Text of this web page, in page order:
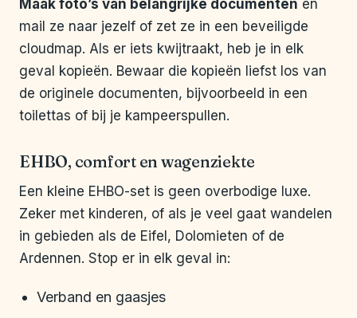
Maak foto’s van belangrijke documenten en
mail ze naar jezelf of zet ze in een beveiligde
cloudmap. Als er iets kwijtraakt, heb je in elk
geval kopieën. Bewaar die kopieën liefst los van
de originele documenten, bijvoorbeeld in een
toilettas of bij je kampeerspullen.
EHBO, comfort en wagenziekte
Een kleine EHBO-set is geen overbodige luxe.
Zeker met kinderen, of als je veel gaat wandelen
in gebieden als de Eifel, Dolomieten of de
Ardennen. Stop er in elk geval in:
Verband en gaasjes